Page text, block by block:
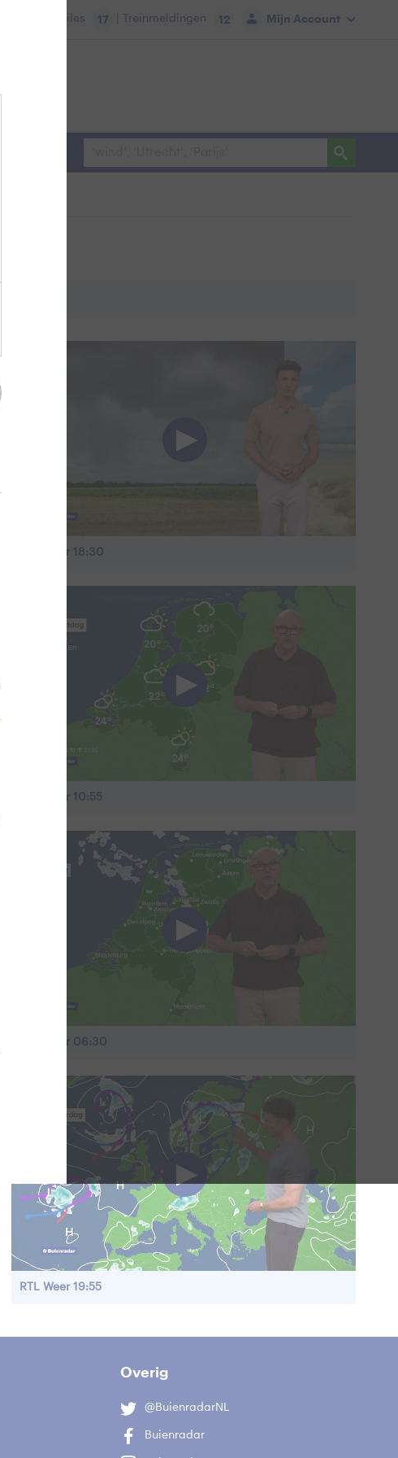
Mijn Account
Files 17 | Treinmeldingen 12
RTL Weer 18:30
RTL Weer 10:55
RTL Weer 06:30
RTL Weer 19:55
Overig
@BuienradarNL
Buienradar